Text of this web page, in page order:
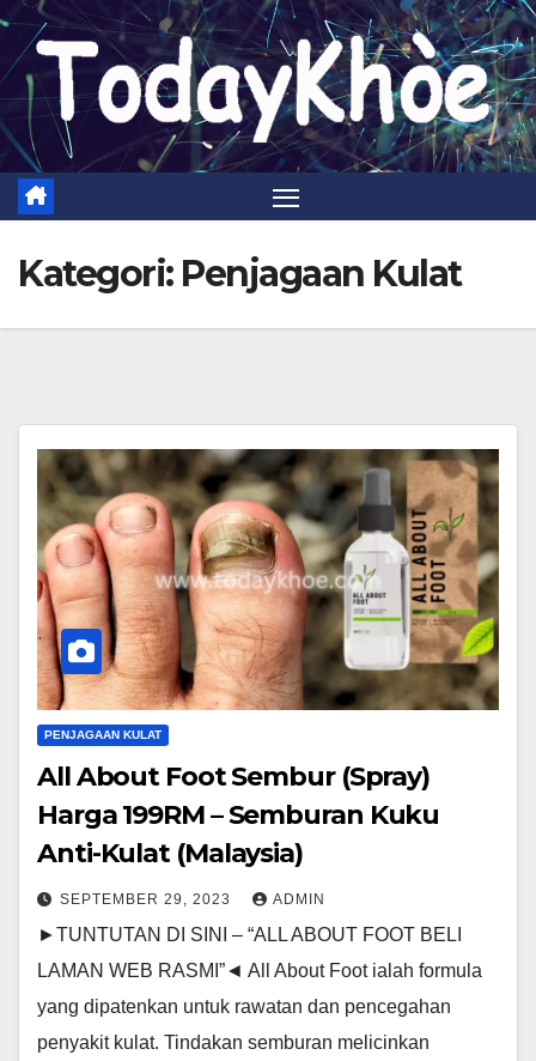
Skip
content
Kategori: Penjagaan Kulat
PENJAGAAN KULAT
All About Foot Sembur (Spray)
Harga 199RM – Semburan Kuku
Anti-Kulat (Malaysia)
SEPTEMBER 29, 2023 ADMIN
►TUNTUTAN DI SINI – “ALL ABOUT FOOT BELI
LAMAN WEB RASMI”◄ All About Foot ialah formula
yang dipatenkan untuk rawatan dan pencegahan
penyakit kulat. Tindakan semburan melicinkan